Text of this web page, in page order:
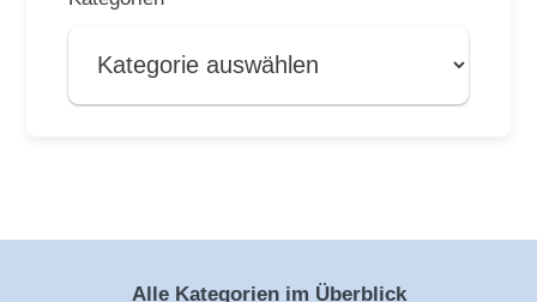
Alle Kategorien im Überblick